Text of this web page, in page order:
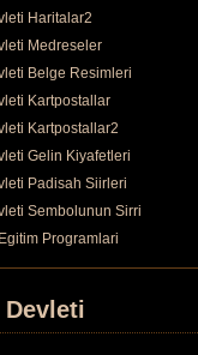
Haritalar2
Medreseler
Belge Resimleri
Kartpostallar
Kartpostallar2
Gelin Kiyafetleri
Padisah Siirleri
Sembolunun Sirri
Programlari